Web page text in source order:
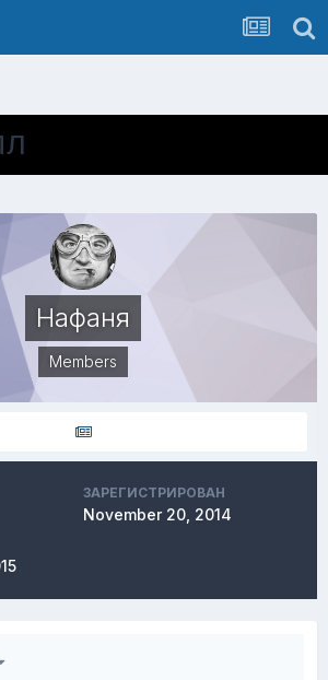
Нафаня
Members
ЗАРЕГИСТРИРОВАН
November 20, 2014